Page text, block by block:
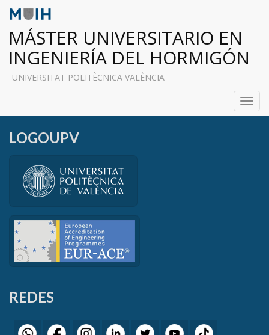
MÁSTER UNIVERSITARIO EN
INGENIERÍA DEL HORMIGÓN
UNIVERSITAT POLITÈCNICA VALÈNCIA
LOGOUPV
REDES